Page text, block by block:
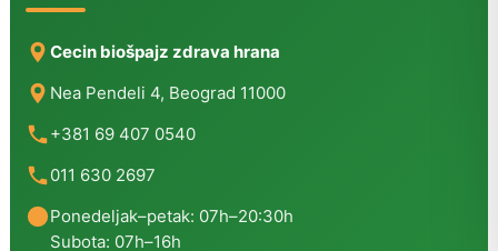
Cecin biošpajz zdrava hrana
Nea Pendeli 4, Beograd 11000
+381 69 407 0540
011 630 2697
Ponedeljak–petak: 07h–20:30h
Subota: 07h–16h